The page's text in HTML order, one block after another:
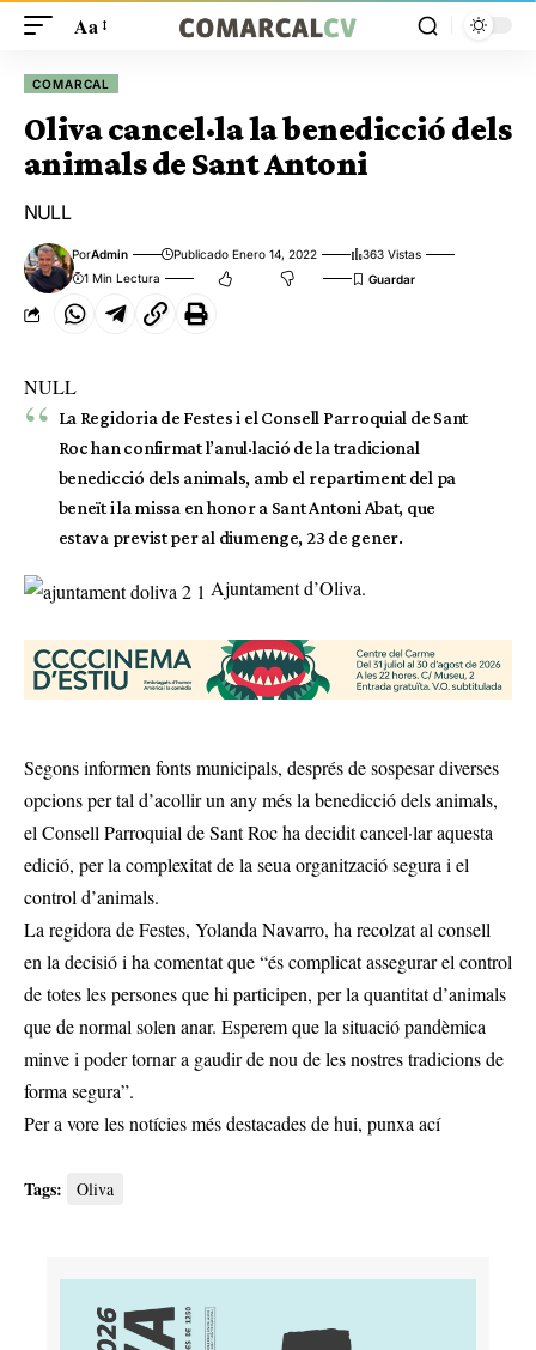
Aa
COMARCAL
Oliva cancel·la la benedicció dels
animals de Sant Antoni
NULL
PorAdmin Publicado Enero 14, 2022
363 Vistas
1 Min Lectura
NULL
La Regidoria de Festes i el Consell Parroquial de Sant
Roc han confirmat l’anul·lació de la tradicional
benedicció dels animals, amb el repartiment del pa
beneït i la missa en honor a Sant Antoni Abat, que
estava previst per al diumenge, 23 de gener.
Ajuntament d’Oliva.
Segons informen fonts municipals, després de sospesar diverses
opcions per tal d’acollir un any més la benedicció dels animals,
el Consell Parroquial de Sant Roc ha decidit cancel·lar aquesta
edició, per la complexitat de la seua organització segura i el
control d’animals.
La regidora de Festes, Yolanda Navarro, ha recolzat al consell
en la decisió i ha comentat que “és complicat assegurar el control
de totes les persones que hi participen, per la quantitat d’animals
que de normal solen anar. Esperem que la situació pandèmica
minve i poder tornar a gaudir de nou de les nostres tradicions de
forma segura”.
Per a vore les notícies més destacades de hui, punxa ací
Tags: Oliva